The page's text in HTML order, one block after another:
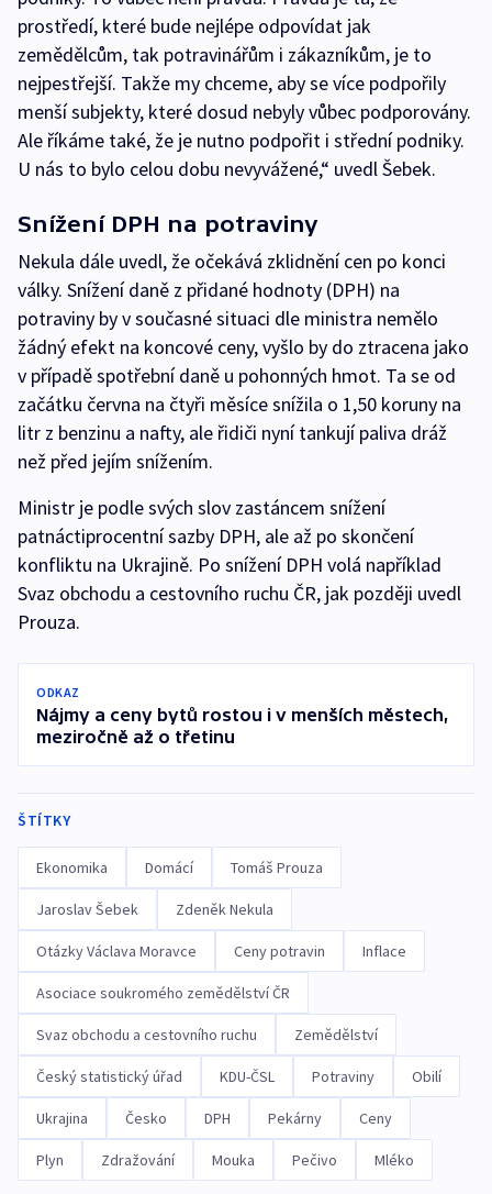
prostředí, které bude nejlépe odpovídat jak
zemědělcům, tak potravinářům i zákazníkům, je to
nejpestřejší. Takže my chceme, aby se více podpořily
menší subjekty, které dosud nebyly vůbec podporovány.
Ale říkáme také, že je nutno podpořit i střední podniky.
U nás to bylo celou dobu nevyvážené,“ uvedl Šebek.
Snížení DPH na potraviny
Nekula dále uvedl, že očekává zklidnění cen po konci
války. Snížení daně z přidané hodnoty (DPH) na
potraviny by v současné situaci dle ministra nemělo
žádný efekt na koncové ceny, vyšlo by do ztracena jako
v případě spotřební daně u pohonných hmot. Ta se od
začátku června na čtyři měsíce snížila o 1,50 koruny na
litr z benzinu a nafty, ale řidiči nyní tankují paliva dráž
než před jejím snížením.
Ministr je podle svých slov zastáncem snížení
patnáctiprocentní sazby DPH, ale až po skončení
konfliktu na Ukrajině. Po snížení DPH volá například
Svaz obchodu a cestovního ruchu ČR, jak později uvedl
Prouza.
ODKAZ
Nájmy a ceny bytů rostou i v menších městech,
meziročně až o třetinu
ŠTÍTKY
Ekonomika Domácí Tomáš Prouza
Jaroslav Šebek Zdeněk Nekula
Otázky Václava Moravce Ceny potravin Inflace
Asociace soukromého zemědělství ČR
Svaz obchodu a cestovního ruchu Zemědělství
Český statistický úřad KDU-ČSL Potraviny Obilí
Ukrajina Česko DPH Pekárny Ceny
Plyn Zdražování Mouka Pečivo Mléko